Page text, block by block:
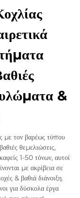
&
με τον ​​βαρέως τύπου
θεμελιώσεις,
1-50 τόνων​​, αυτοί
με ακρίβεια σε
& βαθιά διάνοιξη​​.
για δύσκολα έργα